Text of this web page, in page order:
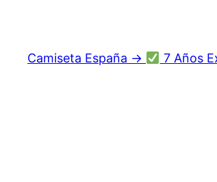
contenido
Camiseta España → 7 Años